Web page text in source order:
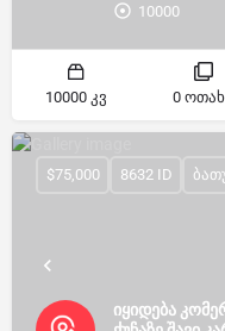
10000
10000 კვ 0
იყიდება
$75,000 8632 ID